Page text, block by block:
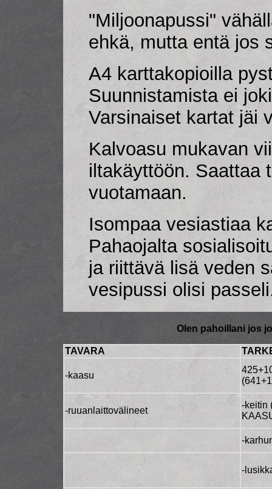
"Miljoonapussi"
ehkä, mutta entä jos
A4 karttakopioilla
Suunnistamista ei
Varsinaiset kartat jäi
Kalvoasu mukavan
iltakäyttöön. Saattaa
vuotamaan.
Isompaa vesiastiaa
Pahaojalta
ja riittävä lisä veden
vesipussi olisi
Olen pahoillani jos
TAVARA
-kaasu
-ruuanlaittovälineet
-keitin
-
-